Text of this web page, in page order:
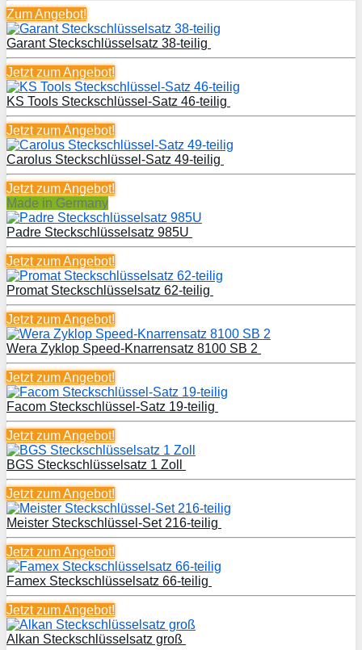
Zum Angebot!
Garant Steckschlüsselsatz 38-teilig
Jetzt zumAngebot!
KS Tools Steckschlüssel-Satz 46-teilig
Jetzt zumAngebot!
Carolus Steckschlüssel-Satz 49-teilig
Jetzt zumAngebot!
Made in Germany
Padre Steckschlüsselsatz 985U
Jetzt zumAngebot!
Promat Steckschlüsselsatz 62-teilig
Jetzt zumAngebot!
Wera Zyklop Speed-Knarrensatz 8100 SB 2
Jetzt zumAngebot!
Facom Steckschlüssel-Satz 19-teilig
Jetzt zumAngebot!
BGS Steckschlüsselsatz 1 Zoll
Jetzt zumAngebot!
Meister Steckschlüssel-Set 216-teilig
Jetzt zumAngebot!
Famex Steckschlüsselsatz 66-teilig
Jetzt zumAngebot!
Alkan Steckschlüsselsatz groß